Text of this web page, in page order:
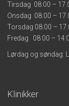
Tirsdag 08:00 –
Onsdag 08:00 –
Torsdag 08:00 –
Fredag 08:00 –
Lørdag og søndag:
Klinikker